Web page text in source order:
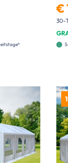
€
30-